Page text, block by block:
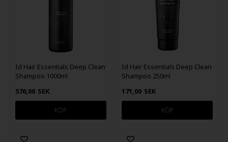
Id Hair Essentials Deep Clean
Shampoo 1000ml
576,00 SEK
Id Hair Essentials Deep Clean
Shampoo 250ml
171,00 SEK